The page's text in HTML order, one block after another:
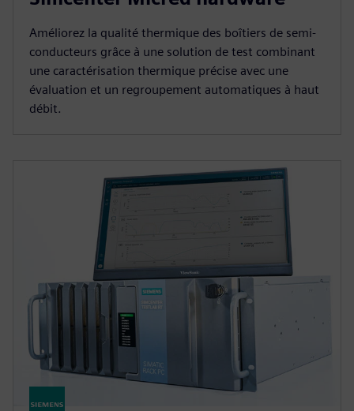
Améliorez la qualité thermique des boîtiers de semi-
conducteurs grâce à une solution de test combinant
une caractérisation thermique précise avec une
évaluation et un regroupement automatiques à haut
débit.